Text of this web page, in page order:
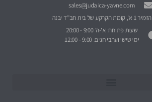
sales@judaica-yavne.com
הזמיר 1 א', קומת הקרקע של בית חב"ד יבנה
שעות פתיחה: א'-ה' 9:00 - 20:00
ימי שישי וערבי חגים: 9:00 - 12:00